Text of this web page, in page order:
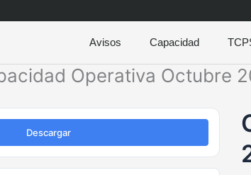
Avisos Capacidad
Operativa Octubre
Descargar